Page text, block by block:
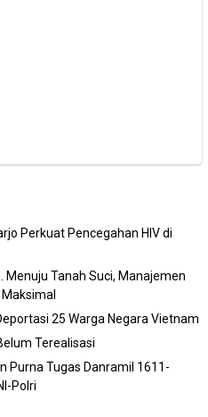
Perkuat Pencegahan HIV di
Menuju Tanah Suci, Manajemen
25 Warga Negara Vietnam
Terealisasi
Purna Tugas Danramil 1611-
Polri